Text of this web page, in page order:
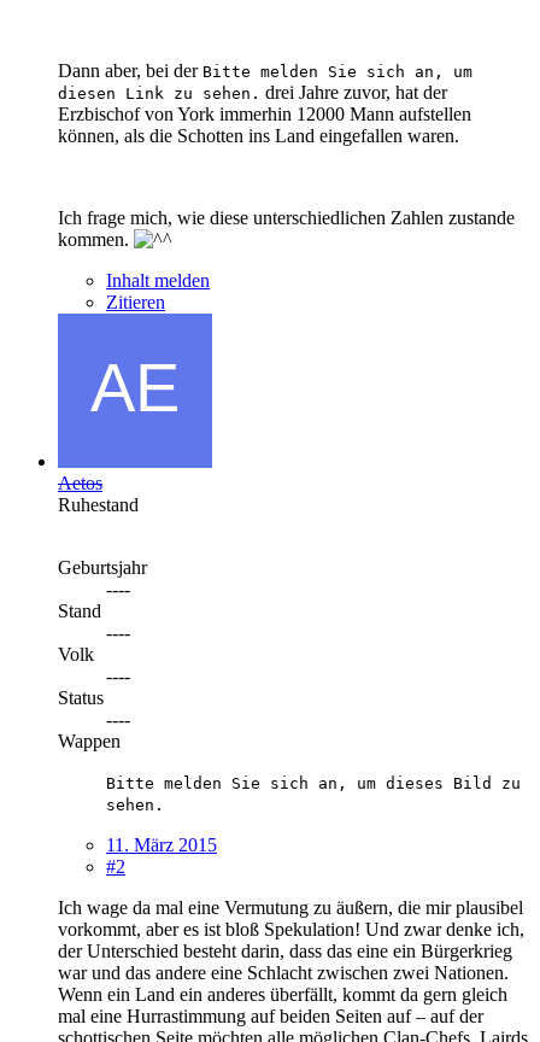
Dann aber, bei der Bitte melden Sie sich an, um
diesen Link zu sehen. drei Jahre zuvor, hat der
Erzbischof von York immerhin 12000 Mann aufstellen
können, als die Schotten ins Land eingefallen waren.
Ich frage mich, wie diese unterschiedlichen Zahlen zustande
kommen.
Inhalt melden
Zitieren
Aetos
Ruhestand
Geburtsjahr
----
Stand
----
Volk
----
Status
----
Wappen
Bitte melden Sie sich an, um dieses Bild zu
sehen.
11. März 2015
#2
Ich wage da mal eine Vermutung zu äußern, die mir plausibel
vorkommt, aber es ist bloß Spekulation! Und zwar denke ich,
der Unterschied besteht darin, dass das eine ein Bürgerkrieg
war und das andere eine Schlacht zwischen zwei Nationen.
Wenn ein Land ein anderes überfällt, kommt da gern gleich
mal eine Hurrastimmung auf beiden Seiten auf – auf der
schottischen Seite möchten alle möglichen Clan-Chefs, Lairds